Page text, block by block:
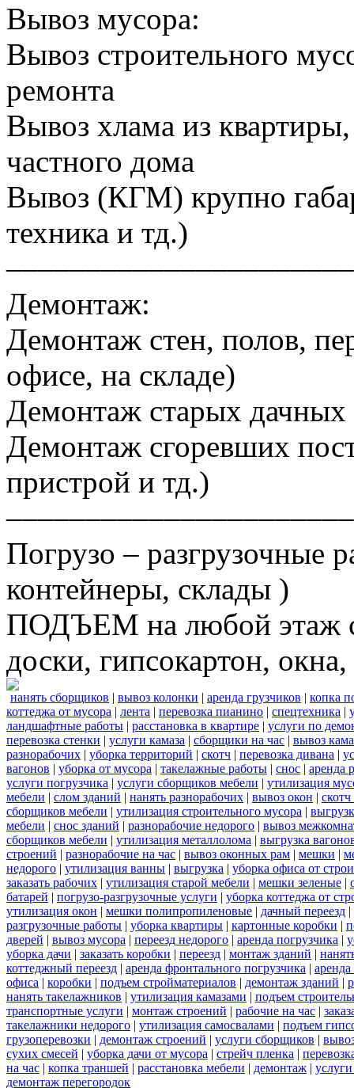
Вывоз мусора:
Вывоз строительного
ремонта
Вывоз хлама из
частного дома
Вывоз (КГМ) крупно
техника и тд.)
Демонтаж:
Демонтаж стен, полов,
офисе, на складе)
Демонтаж старых
Демонтаж сгоревших
пристрой и тд.)
Погрузо – разгрузочные
контейнеры, склады )
ПОДЪЕМ на любой этаж
доски, гипсокартон,
нанять сборщиков | вывоз колонки | аренда грузчиков | копка
коттеджа от мусора | лента | перевозка пианино | спецтехника |
ландшафтные работы | расстановка в квартире | услуги по
перевозка стенки | услуги камаза | сборщики на час | вывоз
разнорабочих | уборка территорий | скотч | перевозка дивана |
вагонов | уборка от мусора | такелажные работы | снос | аренда
услуги погрузчика | услуги сборщиков мебели | утилизация
мебели | слом зданий | нанять разнорабочих | вывоз окон |
сборщиков мебели | утилизация строительного мусора |
мебели | снос зданий | разнорабочие недорого | вывоз
сборщиков мебели | утилизация металлолома | выгрузка
строений | разнорабочие на час | вывоз оконных рам | мешки |
недорого | утилизация ванны | выгрузка | уборка офиса от
заказать рабочих | утилизация старой мебели | мешки зеленые |
батарей | погрузо-разгрузочные услуги | уборка коттеджа от
утилизация окон | мешки полипропиленовые | дачный переезд |
разгрузочные работы | уборка квартиры | картонные коробки |
дверей | вывоз мусора | переезд недорого | аренда погрузчика |
уборка дачи | заказать коробки | переезд | монтаж зданий |
коттеджный переезд | аренда фронтального погрузчика |
офиса | коробки | подъем стройматериалов | демонтаж зданий |
нанять такелажников | утилизация камазами | подъем
транспортные услуги | монтаж строений | рабочие на час |
такелажники недорого | утилизация самосвалами | подъем
грузоперевозки | демонтаж строений | услуги сборщиков |
сухих смесей | уборка дачи от мусора | стрейч пленка |
на час | копка траншей | расстановка мебели | демонтаж |
демонтаж перегородок